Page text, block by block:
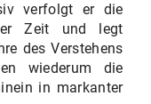
verfolgt er die
Zeit und legt
des Verstehens
wiederum die
in markanter